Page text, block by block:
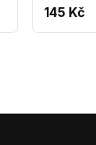
plastová
145 Kč